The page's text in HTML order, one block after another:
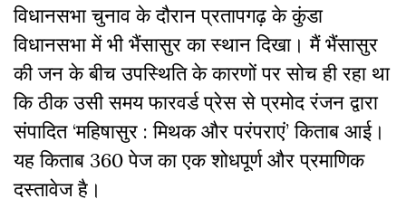
विधानसभा चुनाव के दौरान प्रतापगढ़ के कुंडा
विधानसभा में भी भैंसासुर का स्थान दिखा। मैं भैंसासुर
की जन के बीच उपस्थिति के कारणों पर सोच ही रहा था
कि ठीक उसी समय फारवर्ड प्रेस से प्रमोद रंजन द्वारा
संपादित ‘महिषासुर : मिथक और परंपराएं’ किताब आई।
यह किताब 360 पेज का एक शोधपूर्ण और प्रमाणिक
दस्तावेज है।